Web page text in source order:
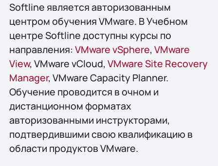
Softline является авторизованным
центром обучения VMware. В Учебном
центре Softline доступны курсы по
направления: VMware vSphere, VMware
View, VMware vCloud, VMware Site Recovery
Manager, VMware Capacity Planner.
Обучение проводится в очном и
дистанционном форматах
авторизованными инструкторами,
подтвердившими свою квалификацию в
области продуктов VMware.